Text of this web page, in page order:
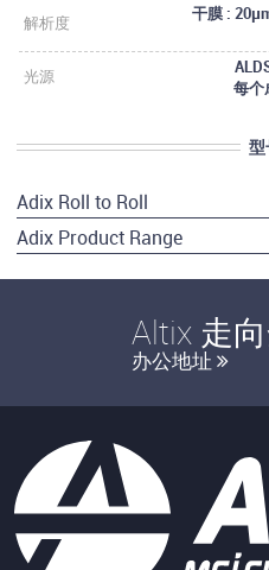
解析度
干膜 :
光源
每个
型
Adix Roll to Roll
Adix Product Range
Altix 走
办公地址